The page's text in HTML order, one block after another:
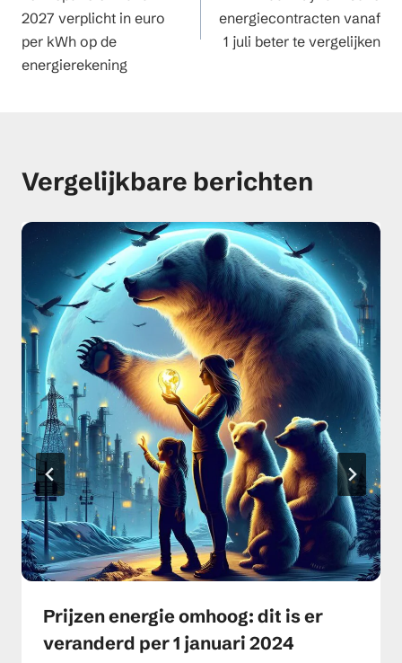
2027 verplicht in euro
per kWh op de
energierekening
energiecontracten vanaf
1 juli beter te vergelijken
Vergelijkbare berichten
Prijzen energie omhoog: dit is er
veranderd per 1 januari 2024